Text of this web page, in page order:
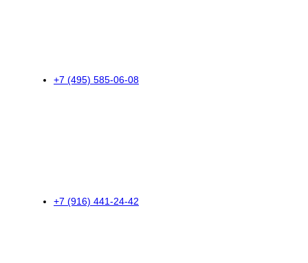
+7 (495) 585-06-08
+7 (916) 441-24-42